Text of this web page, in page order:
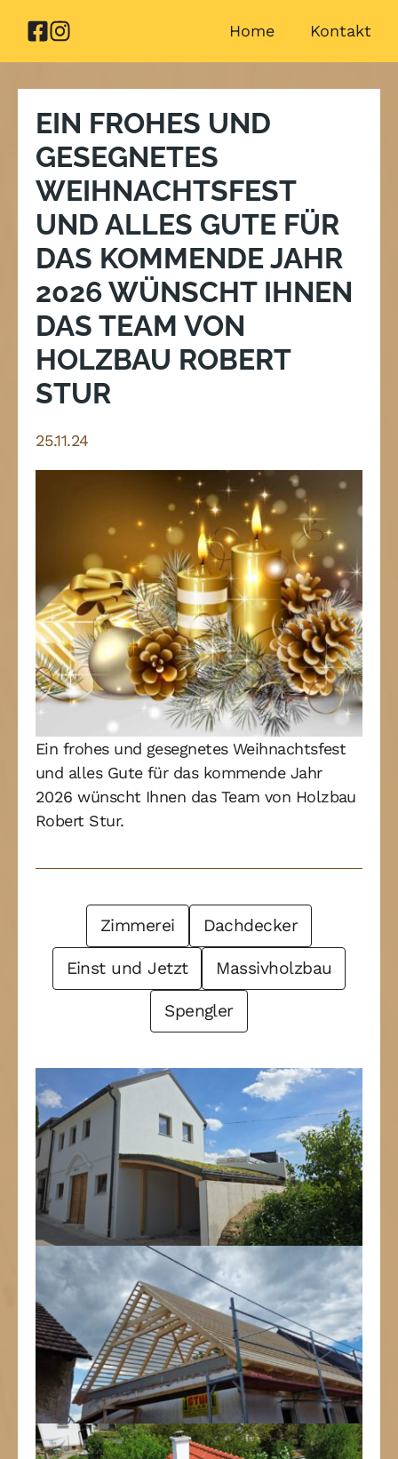
Inhalt
springen
Home Kontakt
EIN FROHES UND
GESEGNETES
WEIHNACHTSFEST
UND ALLES GUTE FÜR
DAS KOMMENDE JAHR
2026 WÜNSCHT IHNEN
DAS TEAM VON
HOLZBAU ROBERT
STUR
25.11.24
Ein frohes und gesegnetes Weihnachtsfest
und alles Gute für das kommende Jahr
2026 wünscht Ihnen das Team von Holzbau
Robert Stur.
Post FilterZimmerei Dachdecker
Einst und Jetzt Massivholzbau
Spengler